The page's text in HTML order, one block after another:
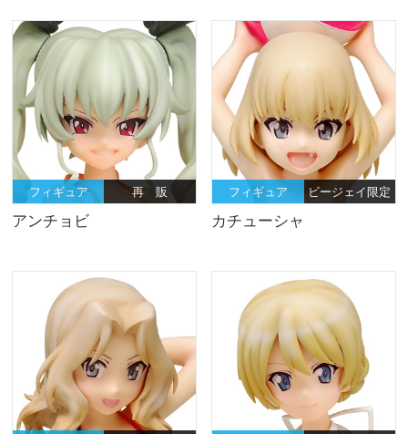
フィギュア 再 販
アンチョビ
フィギュア ビージェイ限定
カチューシャ